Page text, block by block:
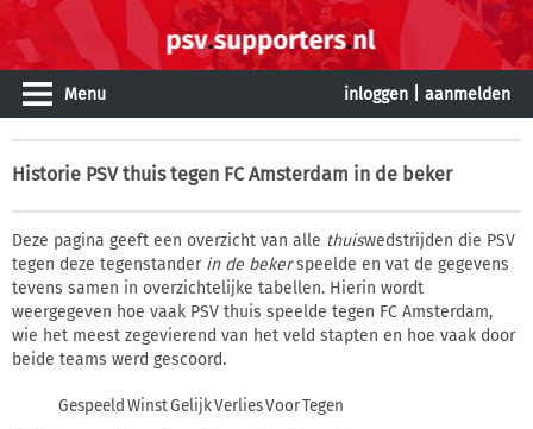
Menu inloggen aanmelden
Historie PSV thuis tegen FC Amsterdam in de beker
Deze pagina geeft een overzicht van alle thuiswedstrijden die PSV
tegen deze tegenstander in de bekerspeelde en vat de gegevens
tevens samen in overzichtelijke tabellen. Hierin wordt
weergegeven hoe vaak PSV thuis speelde tegen FC Amsterdam,
wie het meest zegevierend van het veld stapten en hoe vaak door
beide teams werd gescoord.
Gespeeld WinstGelijkVerliesVoorTegen